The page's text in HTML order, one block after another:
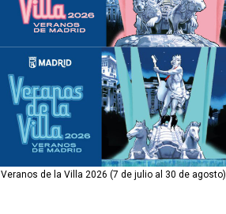
Veranos de la Villa 2026 (7 de julio al 30 de agosto)